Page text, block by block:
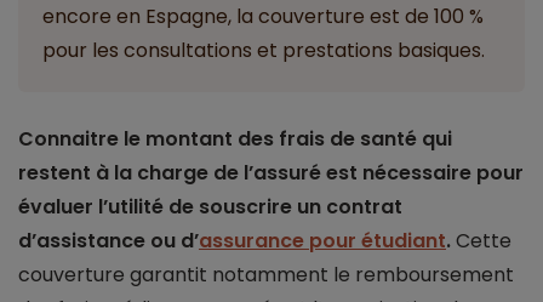
encore en Espagne, la couverture est de 100 %
pour les consultations et prestations basiques.
Connaitre le montant des frais de santé qui
restent à la charge de l’assuré est nécessaire pour
évaluer l’utilité de souscrire un contrat
d’assistance ou d’assurance pour étudiant.Cette
couverture garantit notamment le remboursement